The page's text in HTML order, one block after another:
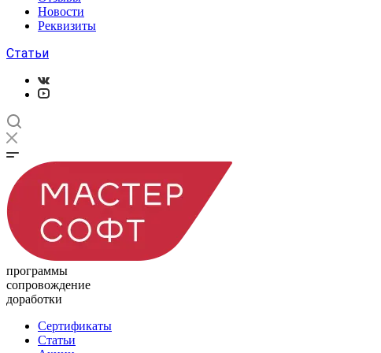
Новости
Реквизиты
Статьи
программы
сопровождение
доработки
Сертификаты
Статьи